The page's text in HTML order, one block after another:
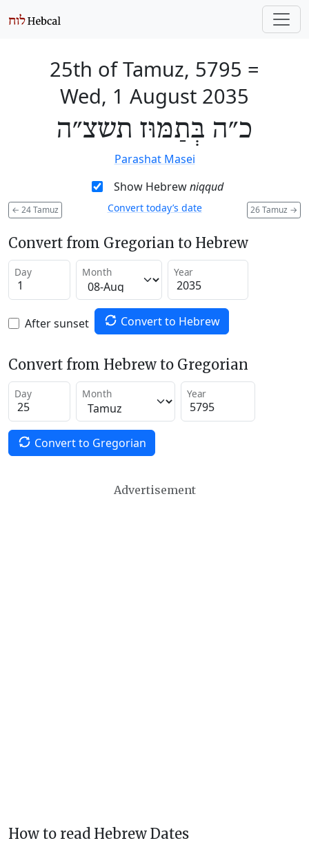
25th of Tamuz, 5795 =
Wed, 1 August 2035
כ״ה בְּתַמּוּז תשצ״ה
Parashat Masei
Show Hebrewniqqud
← 24 Tamuz 26 Tamuz →
Convert today’s date
Convert from Gregorian to Hebrew
Day Month Year
After sunset Convert to Hebrew
Convert from Hebrew to Gregorian
Day Month Year
Convert to Gregorian
Advertisement
How to read Hebrew Dates